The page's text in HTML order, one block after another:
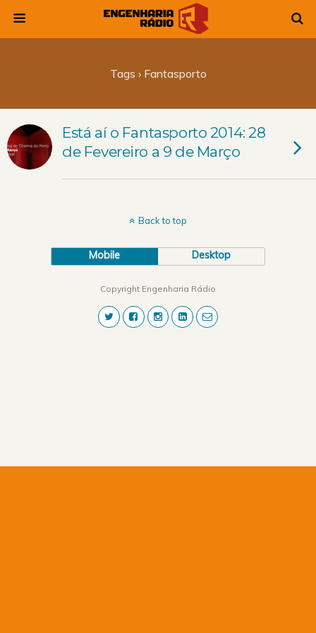
Tags › Fantasporto
Está aí o Fantasporto 2014: 28
de Fevereiro a 9 de Março
Back to top
Mobile Desktop
Copyright Engenharia Rádio